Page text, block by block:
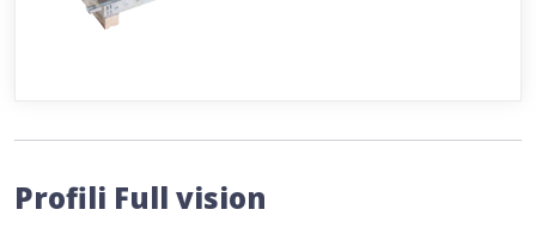
Profili Full vision